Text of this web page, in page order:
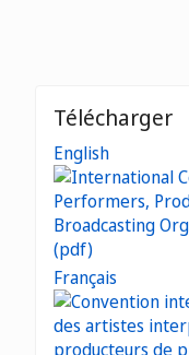
Télécharger
English
Français